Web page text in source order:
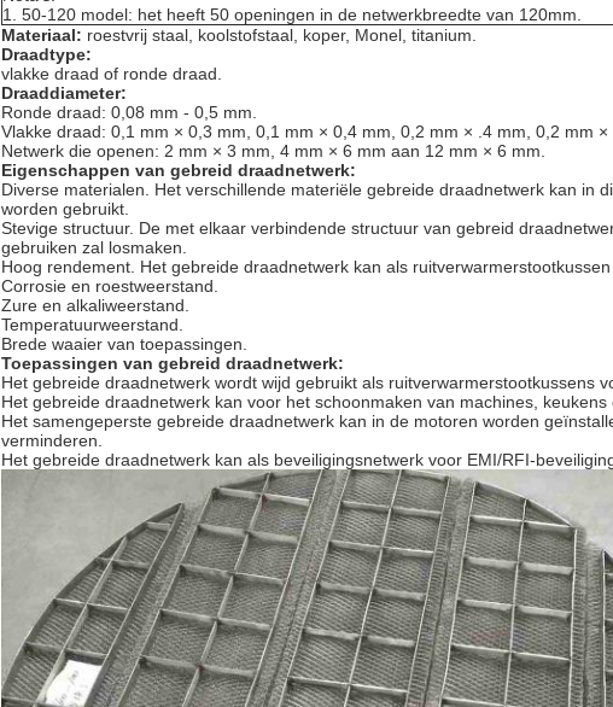
1. 50-120 model: het heeft 50 openingen in de netwerkbreedte van 120mm.
Materiaal: roestvrij staal, koolstofstaal, koper, Monel, titanium.
Draadtype:
vlakke draad of ronde draad.
Draaddiameter:
Ronde draad: 0,08 mm - 0,5 mm.
Vlakke draad: 0,1 mm × 0,3 mm, 0,1 mm × 0,4 mm, 0,2 mm × .4 mm, 0,2 mm ×
Netwerk die openen: 2 mm × 3 mm, 4 mm × 6 mm aan 12 mm × 6 mm.
Eigenschappen van gebreid draadnetwerk:
Diverse materialen. Het verschillende materiële gebreide draadnetwerk kan in
worden gebruikt.
Stevige structuur. De met elkaar verbindende structuur van gebreid
gebruiken zal losmaken.
Hoog rendement. Het gebreide draadnetwerk kan als
Corrosie en roestweerstand.
Zure en alkaliweerstand.
Temperatuurweerstand.
Brede waaier van toepassingen.
Toepassingen van gebreid draadnetwerk:
Het gebreide draadnetwerk wordt wijd gebruikt als ruitverwarmerstootkussens
Het gebreide draadnetwerk kan voor het schoonmaken van machines,
Het samengeperste gebreide draadnetwerk kan in de motoren worden
verminderen.
Het gebreide draadnetwerk kan als beveiligingsnetwerk voor EMI/RFI-